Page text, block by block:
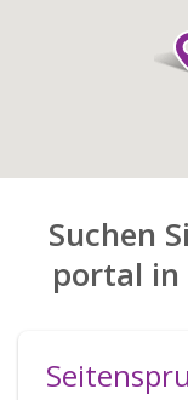
Suchen
portal in